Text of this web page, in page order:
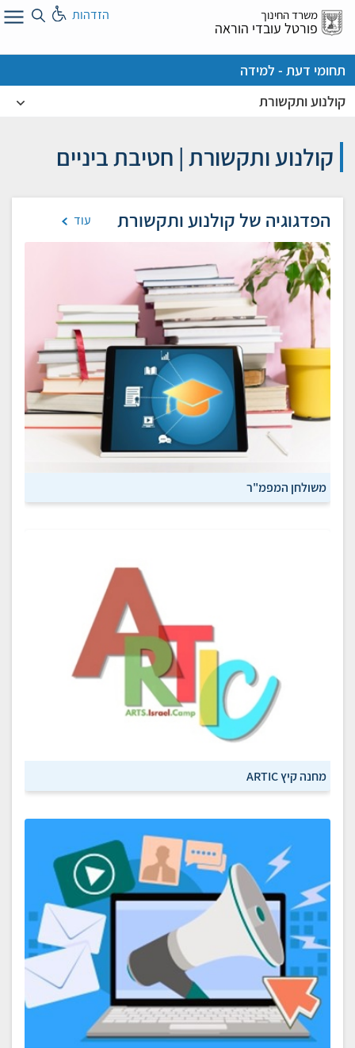
דלג
אל
משרד החינוך
פורטל עובדי הוראה
הזדהות
תחומי דעת - למידה
קולנוע ותקשורת
קולנוע ותקשורת | חטיבת ביניים
הפדגוגיה של קולנוע ותקשורת עוד
משולחן המפמ"ר
מחנה קיץ ARTIC